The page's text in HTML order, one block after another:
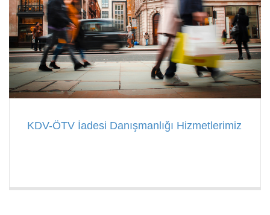
KDV-ÖTV İadesi Danışmanlığı Hizmetlerimiz